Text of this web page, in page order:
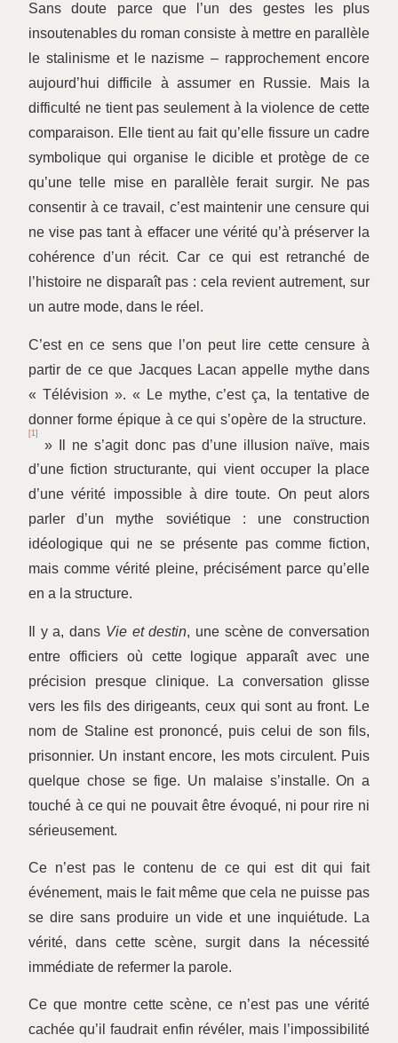
Sans doute parce que l’un des gestes les plus
insoutenables du roman consiste à mettre en parallèle
le stalinisme et le nazisme – rapprochement encore
aujourd’hui difficile à assumer en Russie. Mais la
difficulté ne tient pas seulement à la violence de cette
comparaison. Elle tient au fait qu’elle fissure un cadre
symbolique qui organise le dicible et protège de ce
qu’une telle mise en parallèle ferait surgir. Ne pas
consentir à ce travail, c’est maintenir une censure qui
ne vise pas tant à effacer une vérité qu’à préserver la
cohérence d’un récit. Car ce qui est retranché de
l’histoire ne disparaît pas : cela revient autrement, sur
un autre mode, dans le réel.
C’est en ce sens que l’on peut lire cette censure à
partir de ce que Jacques Lacan appelle mythe dans
« Télévision ». « Le mythe, c’est ça, la tentative de
donner forme épique à ce qui s’opère de la structure.
[1]
» Il ne s’agit donc pas d’une illusion naïve, mais
d’une fiction structurante, qui vient occuper la place
d’une vérité impossible à dire toute. On peut alors
parler d’un mythe soviétique : une construction
idéologique qui ne se présente pas comme fiction,
mais comme vérité pleine, précisément parce qu’elle
en a la structure.
Il y a, dans Vie et destin, une scène de conversation
entre officiers où cette logique apparaît avec une
précision presque clinique. La conversation glisse
vers les fils des dirigeants, ceux qui sont au front. Le
nom de Staline est prononcé, puis celui de son fils,
prisonnier. Un instant encore, les mots circulent. Puis
quelque chose se fige. Un malaise s’installe. On a
touché à ce qui ne pouvait être évoqué, ni pour rire ni
sérieusement.
Ce n’est pas le contenu de ce qui est dit qui fait
événement, mais le fait même que cela ne puisse pas
se dire sans produire un vide et une inquiétude. La
vérité, dans cette scène, surgit dans la nécessité
immédiate de refermer la parole.
Ce que montre cette scène, ce n’est pas une vérité
cachée qu’il faudrait enfin révéler, mais l’impossibilité